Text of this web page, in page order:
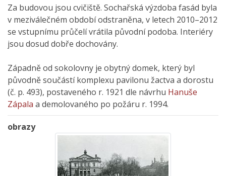
Za budovou jsou cvičiště. Sochařská výzdoba fasád byla
v meziválečném období odstraněna, v letech 2010–2012
se vstupnímu průčelí vrátila původní podoba. Interiéry
jsou dosud dobře dochovány.
Západně od sokolovny je obytný domek, který byl
původně součástí komplexu pavilonu žactva a dorostu
(č. p. 493), postaveného r. 1921 dle návrhu Hanuše
Zápala a demolovaného po požáru r. 1994.
obrazy